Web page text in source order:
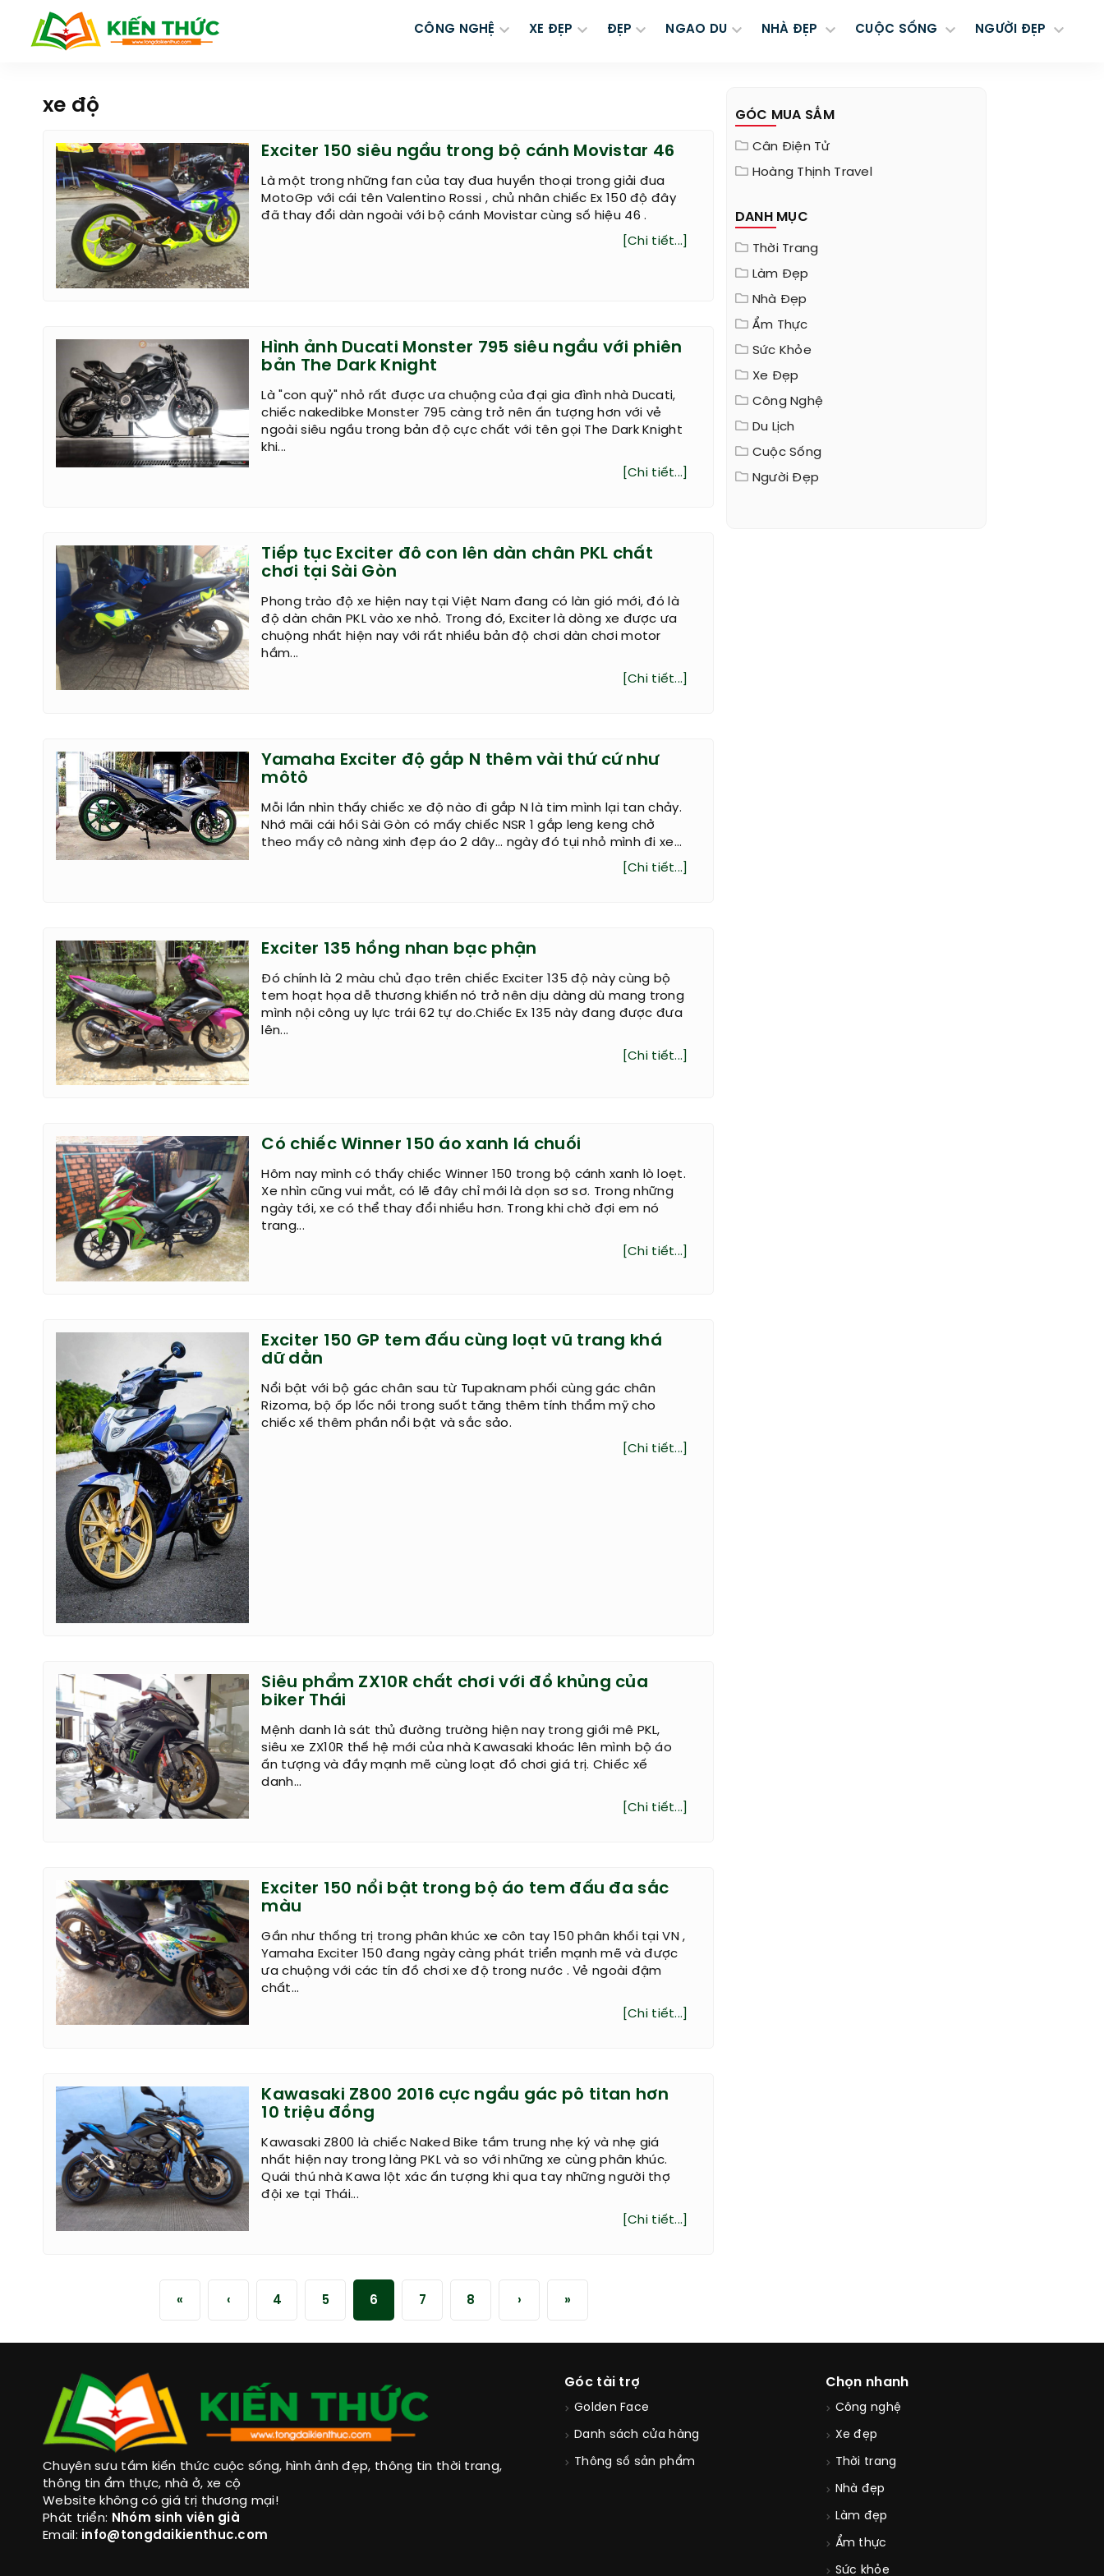
CÔNG NGHỆ XE ĐẸP ĐẸP NGAO DU NHÀ ĐẸP CUỘC SỐNG NGƯỜI ĐẸP
xe độ
Exciter 150 siêu ngầu trong bộ cánh Movistar 46
Là một trong những fan của tay đua huyền thoại trong giải đua
MotoGp với cái tên Valentino Rossi , chủ nhân chiếc Ex 150 độ đây
đã thay đổi dàn ngoài với bộ cánh Movistar cùng số hiệu 46 .
[Chi tiết...]
Hình ảnh Ducati Monster 795 siêu ngầu với phiên
bản The Dark Knight
Là "con quỷ" nhỏ rất được ưa chuộng của đại gia đình nhà Ducati,
chiếc nakedibke Monster 795 càng trở nên ấn tượng hơn với vẻ
ngoài siêu ngầu trong bản độ cực chất với tên gọi The Dark Knight
khi...
[Chi tiết...]
Tiếp tục Exciter đô con lên dàn chân PKL chất
chơi tại Sài Gòn
Phong trào độ xe hiện nay tại Việt Nam đang có làn gió mới, đó là
độ dàn chân PKL vào xe nhỏ. Trong đó, Exciter là dòng xe được ưa
chuộng nhất hiện nay với rất nhiều bản độ chơi dàn chơi motor
hầm...
[Chi tiết...]
Yamaha Exciter độ gắp N thêm vài thứ cứ như
môtô
Mỗi lần nhìn thấy chiếc xe độ nào đi gắp N là tim mình lại tan chảy.
Nhớ mãi cái hồi Sài Gòn có mấy chiếc NSR 1 gắp leng keng chở
theo mấy cô nàng xinh đẹp áo 2 dây... ngày đó tụi nhỏ mình đi xe...
[Chi tiết...]
Exciter 135 hồng nhan bạc phận
Đó chính là 2 màu chủ đạo trên chiếc Exciter 135 độ này cùng bộ
tem hoạt họa dễ thương khiến nó trở nên dịu dàng dù mang trong
mình nội công uy lực trái 62 tự do.Chiếc Ex 135 này đang được đưa
lên...
[Chi tiết...]
Có chiếc Winner 150 áo xanh lá chuối
Hôm nay mình có thấy chiếc Winner 150 trong bộ cánh xanh lò loẹt.
Xe nhìn cũng vui mắt, có lẽ đây chỉ mới là dọn sơ sơ. Trong những
ngày tới, xe có thể thay đổi nhiều hơn. Trong khi chờ đợi em nó
trang...
[Chi tiết...]
Exciter 150 GP tem đấu cùng loạt vũ trang khá
dữ dằn
Nổi bật với bộ gác chân sau từ Tupaknam phối cùng gác chân
Rizoma, bộ ốp lốc nồi trong suốt tăng thêm tính thẩm mỹ cho
chiếc xế thêm phần nổi bật và sắc sảo.
[Chi tiết...]
Siêu phẩm ZX10R chất chơi với đồ khủng của
biker Thái
Mệnh danh là sát thủ đường trường hiện nay trong giới mê PKL,
siêu xe ZX10R thế hệ mới của nhà Kawasaki khoác lên mình bộ áo
ấn tượng và đầy mạnh mẽ cùng loạt đồ chơi giá trị. Chiếc xế
danh...
[Chi tiết...]
Exciter 150 nổi bật trong bộ áo tem đấu đa sắc
màu
Gần như thống trị trong phân khúc xe côn tay 150 phân khối tại VN ,
Yamaha Exciter 150 đang ngày càng phát triển mạnh mẽ và được
ưa chuộng với các tín đồ chơi xe độ trong nước . Vẻ ngoài đậm
chất...
[Chi tiết...]
Kawasaki Z800 2016 cực ngầu gác pô titan hơn
10 triệu đồng
Kawasaki Z800 là chiếc Naked Bike tầm trung nhẹ ký và nhẹ giá
nhất hiện nay trong làng PKL và so với những xe cùng phân khúc.
Quái thú nhà Kawa lột xác ấn tượng khi qua tay những người thợ
đội xe tại Thái...
[Chi tiết...]
« ‹ 4 5 6 7 8 › »
GÓC MUA SẮM
Cân Điện Tử
Hoàng Thịnh Travel
DANH MỤC
Thời Trang
Làm Đẹp
Nhà Đẹp
Ẩm Thực
Sức Khỏe
Xe Đẹp
Công Nghệ
Du Lịch
Cuộc Sống
Người Đẹp
Chuyên sưu tầm kiến thức cuộc sống, hình ảnh đẹp, thông tin thời trang,
thông tin ẩm thực, nhà ở, xe cộ
Website không có giá trị thương mại!
Phát triển: Nhóm sinh viên già
Email: info@tongdaikienthuc.com
Góc tài trợ
Golden Face
Danh sách cửa hàng
Thông số sản phẩm
Chọn nhanh
Công nghệ
Xe đẹp
Thời trang
Nhà đẹp
Làm đẹp
Ẩm thực
Sức khỏe